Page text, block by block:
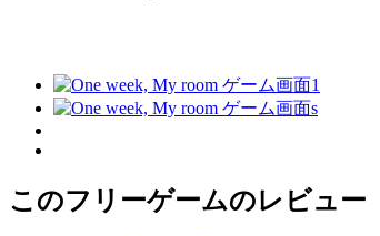
このフリーゲームのレビュー